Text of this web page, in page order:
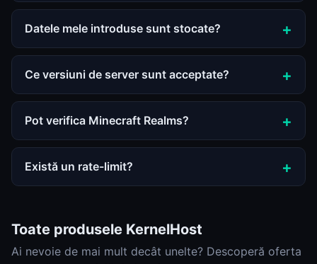
Datele mele introduse sunt stocate?
Ce versiuni de server sunt acceptate?
Pot verifica Minecraft Realms?
Există un rate-limit?
Toate produsele KernelHost
Ai nevoie de mai mult decât unelte? Descoperă oferta